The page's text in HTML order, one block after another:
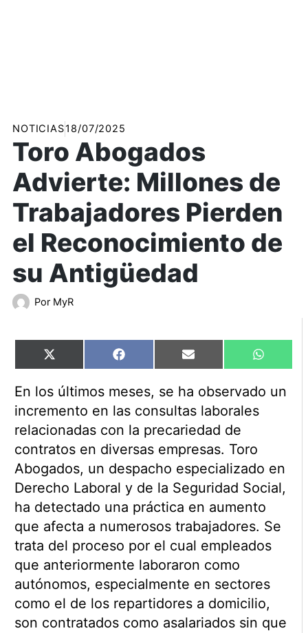
NOTICIAS18/07/2025
Toro Abogados
Advierte: Millones de
Trabajadores Pierden
el Reconocimiento de
su Antigüedad
Por MyR
Compartir
en
X
(Twitter)
Compartir
en
Facebook Compartir
en
Email
en
En los últimos meses, se ha observado un
incremento en las consultas laborales
relacionadas con la precariedad de
contratos en diversas empresas. Toro
Abogados, un despacho especializado en
Derecho Laboral y de la Seguridad Social,
ha detectado una práctica en aumento
que afecta a numerosos trabajadores. Se
trata del proceso por el cual empleados
que anteriormente laboraron como
autónomos, especialmente en sectores
como el de los repartidores a domicilio,
son contratados como asalariados sin que